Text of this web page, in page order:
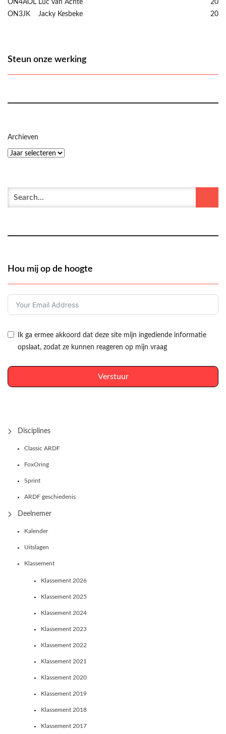
ON4AOL Luc van Achte
20
ON3JK
Jacky Kesbeke 20
Steun onze werking
Archieven
Hou mij op de hoogte
Ik ga ermee akkoord dat deze site mijn ingediende informatie
opslaat, zodat ze kunnen reageren op mijn vraag
Verstuur
Disciplines
Classic ARDF
FoxOring
Sprint
ARDF geschiedenis
Deelnemer
Kalender
Uitslagen
Klassement
Klassement 2026
Klassement 2025
Klassement 2024
Klassement 2023
Klassement 2022
Klassement 2021
Klassement 2020
Klassement 2019
Klassement 2018
Klassement 2017